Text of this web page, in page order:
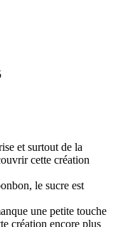
et surtout de la
cette création
le sucre est
une petite touche
création encore plus